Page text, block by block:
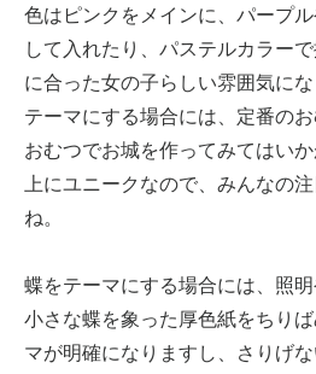
色はピンクをメインに、パープ
して入れたり、パステルカラー
に合った女の子らしい雰囲気に
テーマにする場合には、定番のお
おむつでお城を作ってみてはい
上にユニークなので、みんなの
ね。
蝶をテーマにする場合には、照
小さな蝶を象った厚色紙をちり
マが明確になりますし、さりげ